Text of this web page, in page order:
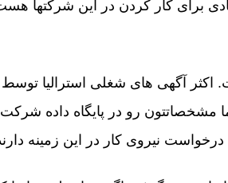
برای کار کردن در این شرکتها
آگهی های شغلی استرالیا توسط
رو در پایگاه داده شرکت
نیروی کار در این زمینه